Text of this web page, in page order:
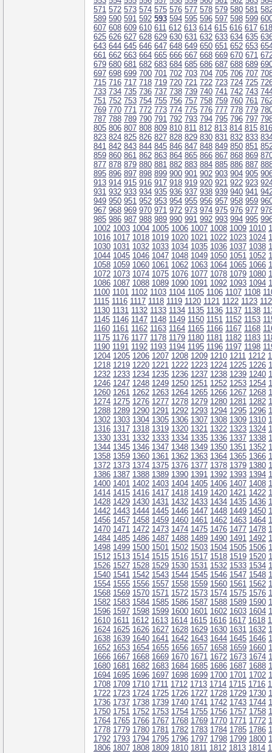
571 572 573 574 575 576 577 578 579 580 581
589 590 591 592 593 594 595 596 597 598 599
607 608 609 610 611 612 613 614 615 616 617 618
625 626 627 628 629 630 631 632 633 634 635
643 644 645 646 647 648 649 650 651 652 653
661 662 663 664 665 666 667 668 669 670 671
679 680 681 682 683 684 685 686 687 688 689
697 698 699 700 701 702 703 704 705 706 707
715 716 717 718 719 720 721 722 723 724 725
733 734 735 736 737 738 739 740 741 742 743
751 752 753 754 755 756 757 758 759 760 761
769 770 771 772 773 774 775 776 777 778 779
787 788 789 790 791 792 793 794 795 796 797
805 806 807 808 809 810 811 812 813 814 815 816
823 824 825 826 827 828 829 830 831 832 833
841 842 843 844 845 846 847 848 849 850 851
859 860 861 862 863 864 865 866 867 868 869
877 878 879 880 881 882 883 884 885 886 887
895 896 897 898 899 900 901 902 903 904 905
913 914 915 916 917 918 919 920 921 922 923
931 932 933 934 935 936 937 938 939 940 941
949 950 951 952 953 954 955 956 957 958 959
967 968 969 970 971 972 973 974 975 976 977
985 986 987 988 989 990 991 992 993 994 995
1002 1003 1004 1005 1006 1007 1008 1009 1010
1016 1017 1018 1019 1020 1021 1022 1023 1024
1030 1031 1032 1033 1034 1035 1036 1037 1038
1044 1045 1046 1047 1048 1049 1050 1051 1052
1058 1059 1060 1061 1062 1063 1064 1065 1066
1072 1073 1074 1075 1076 1077 1078 1079 1080
1086 1087 1088 1089 1090 1091 1092 1093 1094
1100 1101 1102 1103 1104 1105 1106 1107 1108
1115 1116 1117 1118 1119 1120 1121 1122 1123
1130 1131 1132 1133 1134 1135 1136 1137 1138
1145 1146 1147 1148 1149 1150 1151 1152 1153
1160 1161 1162 1163 1164 1165 1166 1167 1168
1175 1176 1177 1178 1179 1180 1181 1182 1183
1190 1191 1192 1193 1194 1195 1196 1197 1198
1204 1205 1206 1207 1208 1209 1210 1211 1212
1218 1219 1220 1221 1222 1223 1224 1225 1226
1232 1233 1234 1235 1236 1237 1238 1239 1240
1246 1247 1248 1249 1250 1251 1252 1253 1254
1260 1261 1262 1263 1264 1265 1266 1267 1268
1274 1275 1276 1277 1278 1279 1280 1281 1282
1288 1289 1290 1291 1292 1293 1294 1295 1296
1302 1303 1304 1305 1306 1307 1308 1309 1310
1316 1317 1318 1319 1320 1321 1322 1323 1324
1330 1331 1332 1333 1334 1335 1336 1337 1338
1344 1345 1346 1347 1348 1349 1350 1351 1352
1358 1359 1360 1361 1362 1363 1364 1365 1366
1372 1373 1374 1375 1376 1377 1378 1379 1380
1386 1387 1388 1389 1390 1391 1392 1393 1394
1400 1401 1402 1403 1404 1405 1406 1407 1408
1414 1415 1416 1417 1418 1419 1420 1421 1422
1428 1429 1430 1431 1432 1433 1434 1435 1436
1442 1443 1444 1445 1446 1447 1448 1449 1450
1456 1457 1458 1459 1460 1461 1462 1463 1464
1470 1471 1472 1473 1474 1475 1476 1477 1478
1484 1485 1486 1487 1488 1489 1490 1491 1492
1498 1499 1500 1501 1502 1503 1504 1505 1506
1512 1513 1514 1515 1516 1517 1518 1519 1520
1526 1527 1528 1529 1530 1531 1532 1533 1534
1540 1541 1542 1543 1544 1545 1546 1547 1548
1554 1555 1556 1557 1558 1559 1560 1561 1562
1568 1569 1570 1571 1572 1573 1574 1575 1576
1582 1583 1584 1585 1586 1587 1588 1589 1590
1596 1597 1598 1599 1600 1601 1602 1603 1604
1610 1611 1612 1613 1614 1615 1616 1617 1618
1624 1625 1626 1627 1628 1629 1630 1631 1632
1638 1639 1640 1641 1642 1643 1644 1645 1646
1652 1653 1654 1655 1656 1657 1658 1659 1660
1666 1667 1668 1669 1670 1671 1672 1673 1674
1680 1681 1682 1683 1684 1685 1686 1687 1688
1694 1695 1696 1697 1698 1699 1700 1701 1702
1708 1709 1710 1711 1712 1713 1714 1715 1716
1722 1723 1724 1725 1726 1727 1728 1729 1730
1736 1737 1738 1739 1740 1741 1742 1743 1744
1750 1751 1752 1753 1754 1755 1756 1757 1758
1764 1765 1766 1767 1768 1769 1770 1771 1772
1778 1779 1780 1781 1782 1783 1784 1785 1786
1792 1793 1794 1795 1796 1797 1798 1799 1800
1806 1807 1808 1809 1810 1811 1812 1813 1814